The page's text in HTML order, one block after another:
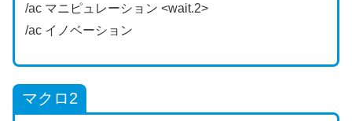
/ac マニピュレーション <wait.2>
/ac イノベーション
マクロ2